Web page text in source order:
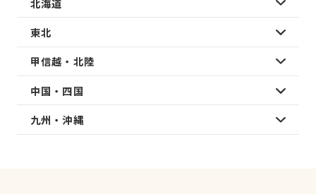
東北
甲信越・北陸
中国・四国
九州・沖縄